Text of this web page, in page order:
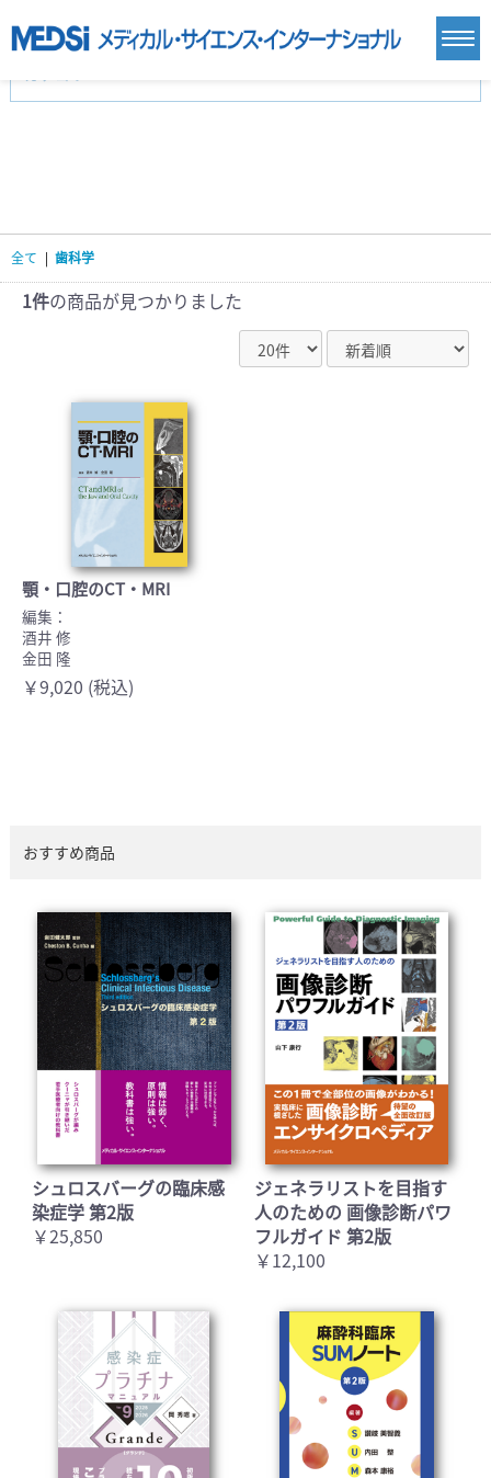
臨床医学:一般(359)
基礎医学(93)
看護学(21)
医療技術(16)
栄養学(0)
薬学(7)
医学一般(91) マルチメディア(0)
全て | 歯科学
1件の商品が見つかりました
顎・口腔のCT・MRI
編集：
酒井 修
金田 隆
￥9,020 (税込)
おすすめ商品
シュロスバーグの臨床感
染症学 第2版
￥25,850
ジェネラリストを目指す
人のための 画像診断パワ
フルガイド 第2版
￥12,100